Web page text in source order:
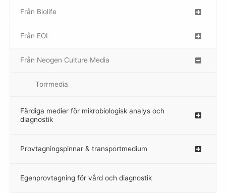
Från Biolife
–
Från EOL
–
Från Neogen Culture Media
–
Torrmedia
–
Färdiga medier för mikrobiologisk analys och
diagnostik
Provtagningspinnar & transportmedium
–
Egenprovtagning för vård och diagnostik
–